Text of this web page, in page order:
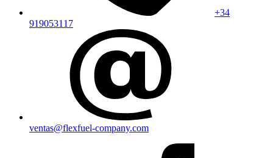
+34
919053117
ventas@flexfuel-company.com